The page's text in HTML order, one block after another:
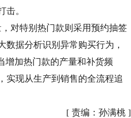
。
对特别热门款则采用预约抽签
据分析识别异常购买行为，
增加热门款的产量和补货频
实现从生产到销售的全流程追
[ 责编：孙满桃]